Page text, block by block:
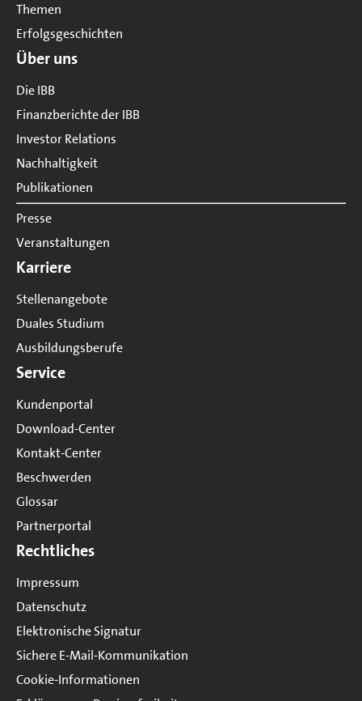
Themen
Erfolgsgeschichten
Über uns
Die IBB
Finanzberichte der IBB
Investor Relations
Nachhaltigkeit
Publikationen
Presse
Veranstaltungen
Karriere
Stellenangebote
Duales Studium
Ausbildungsberufe
Service
Kundenportal
Download-Center
Kontakt-Center
Beschwerden
Glossar
Partnerportal
Rechtliches
Impressum
Datenschutz
Elektronische Signatur
Sichere E-Mail-Kommunikation
Cookie-Informationen